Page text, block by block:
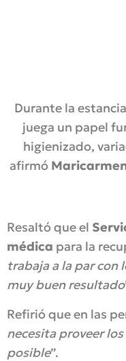
Durante la
juega un papel
higienizado,
afirmó
Resaltó que el
médica para la
trabaja a la par con
muy buen resultado
Refirió que en las
necesita proveer
posible”.